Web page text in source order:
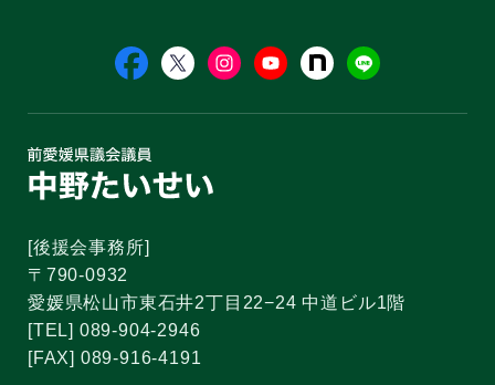
[後援会事務所]
〒790-0932
愛媛県松山市東石井2丁目22−24 中道ビル1階
[TEL] 089-904-2946
[FAX] 089-916-4191